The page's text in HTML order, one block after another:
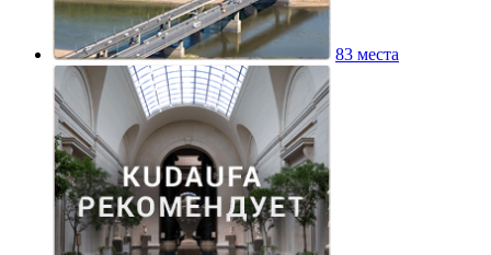
83 места